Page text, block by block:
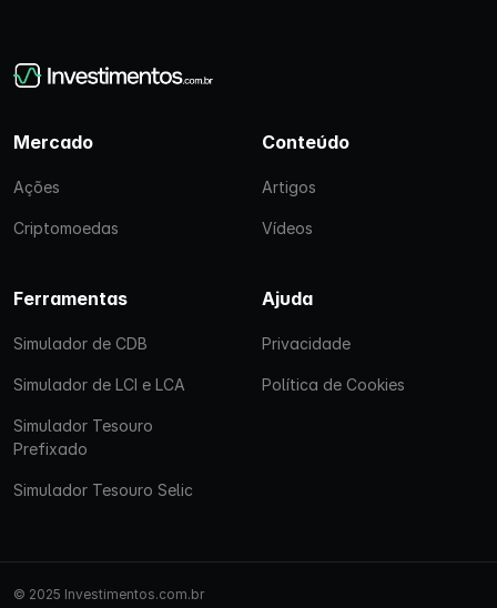
Mercado
Ações
Criptomoedas
Conteúdo
Artigos
Vídeos
Ferramentas
Simulador de CDB
Simulador de LCI e LCA
Simulador Tesouro
Prefixado
Simulador Tesouro Selic
Ajuda
Privacidade
Política de Cookies
© 2025 Investimentos.com.br